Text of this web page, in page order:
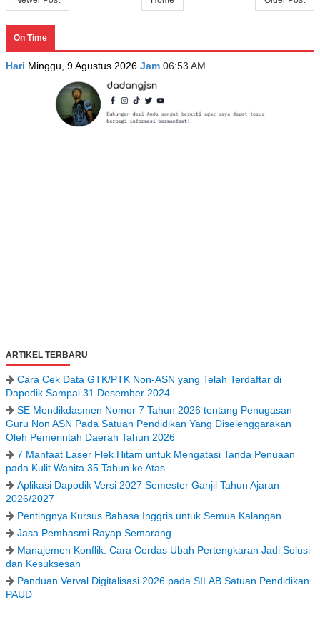
On Time
Hari Minggu, 9 Agustus 2026 Jam 06:53 AM
ARTIKEL TERBARU
Cara Cek Data GTK/PTK Non-ASN yang Telah Terdaftar di
Dapodik Sampai 31 Desember 2024
SE Mendikdasmen Nomor 7 Tahun 2026 tentang Penugasan
Guru Non ASN Pada Satuan Pendidikan Yang Diselenggarakan
Oleh Pemerintah Daerah Tahun 2026
7 Manfaat Laser Flek Hitam untuk Mengatasi Tanda Penuaan
pada Kulit Wanita 35 Tahun ke Atas
Aplikasi Dapodik Versi 2027 Semester Ganjil Tahun Ajaran
2026/2027
Pentingnya Kursus Bahasa Inggris untuk Semua Kalangan
Jasa Pembasmi Rayap Semarang
Manajemen Konflik: Cara Cerdas Ubah Pertengkaran Jadi Solusi
dan Kesuksesan
Panduan Verval Digitalisasi 2026 pada SILAB Satuan Pendidikan
PAUD